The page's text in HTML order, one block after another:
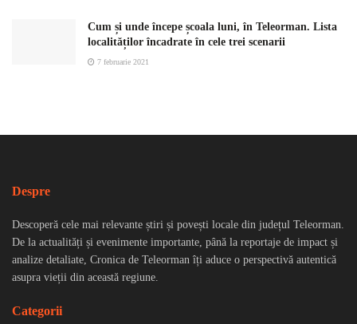
Cum și unde începe școala luni, în Teleorman. Lista
localităților încadrate în cele trei scenarii
7 februarie 2021
Despre
Descoperă cele mai relevante știri și povești locale din județul Teleorman.
De la actualități și evenimente importante, până la reportaje de impact și
analize detaliate, Cronica de Teleorman îți aduce o perspectivă autentică
asupra vieții din această regiune.
Categorii